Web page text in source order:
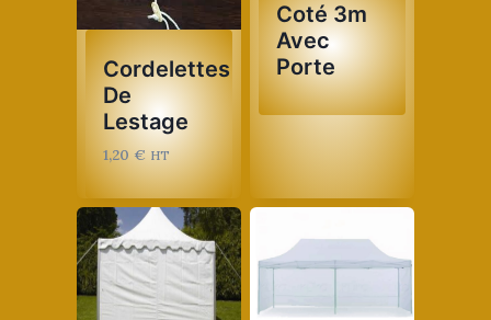
Cordelettes
De
Lestage
1,20 € HT
Coté 3m
Avec
Porte